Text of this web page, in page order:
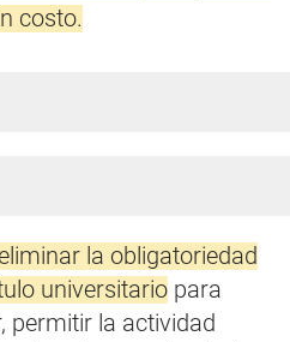
costo.
la obligatoriedad
universitario para
permitir la actividad